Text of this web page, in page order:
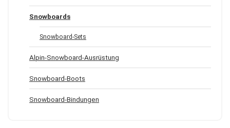
Snowboards
Snowboard-Sets
Alpin-Snowboard-Ausrüstung
Snowboard-Boots
Snowboard-Bindungen